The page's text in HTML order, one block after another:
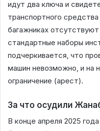
идут два ключа и
транспортного
багажниках
стандартные наборы
подчеркивается, что
машин невозможно, и на
ограничение (арест).
За что осудили
В конце апреля 2025